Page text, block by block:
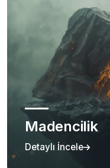
Madencilik
Detaylı İncele